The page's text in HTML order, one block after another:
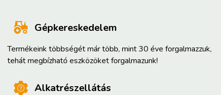
Gépkereskedelem
Termékeink többségét már több, mint 30 éve forgalmazzuk,
tehát megbízható eszközöket forgalmazunk!
Alkatrészellátás